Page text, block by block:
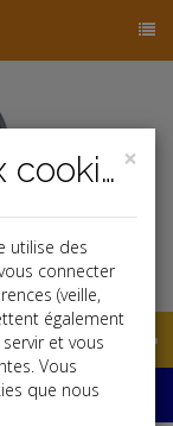
×
Politique relative aux cookies
utilise des
connecter
(veille,
également
et vous
Vous
que nous